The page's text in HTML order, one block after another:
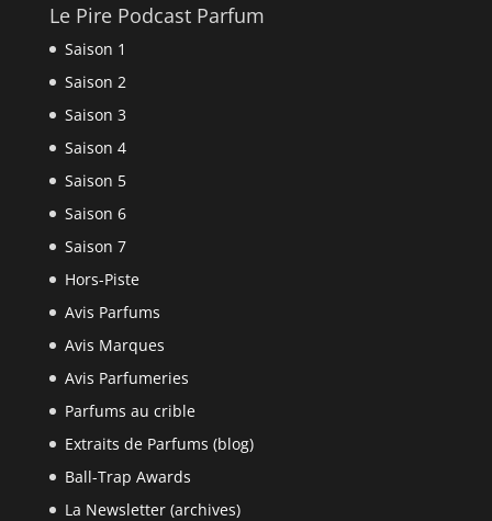
Le Pire Podcast Parfum
Saison 1
Saison 2
Saison 3
Saison 4
Saison 5
Saison 6
Saison 7
Hors-Piste
Avis Parfums
Avis Marques
Avis Parfumeries
Parfums au crible
Extraits de Parfums (blog)
Ball-Trap Awards
La Newsletter (archives)